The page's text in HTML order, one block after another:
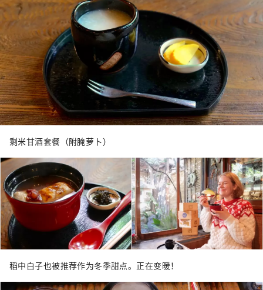
剩米甘酒套餐（附腌萝卜）
稻中白子也被推荐作为冬季甜点。正在变暖！